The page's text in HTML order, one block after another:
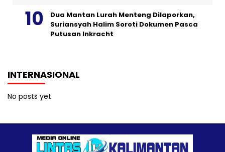
Dua Mantan Lurah Menteng Dilaporkan,
Suriansyah Halim Soroti Dokumen Pasca
Putusan Inkracht
INTERNASIONAL
No posts yet.